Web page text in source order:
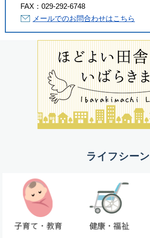
FAX： 029-292-6748
メールでのお問合わせはこちら
ライフシーン